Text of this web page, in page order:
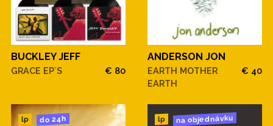
BUCKLEY JEFF
GRACE EP´S € 80
ANDERSON JON
EARTH MOTHER
EARTH
€ 40
lp do 24h lp na objednávku